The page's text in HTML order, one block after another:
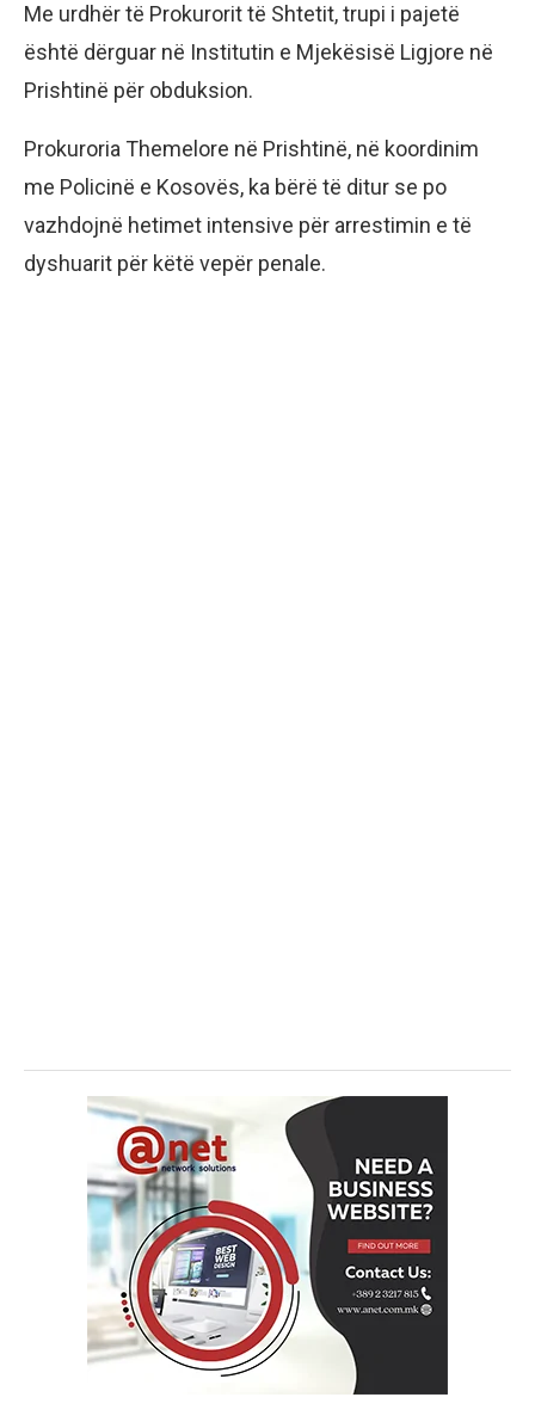
Me urdhër të Prokurorit të Shtetit, trupi i pajetë
është dërguar në Institutin e Mjekësisë Ligjore në
Prishtinë për obduksion.
Prokuroria Themelore në Prishtinë, në koordinim
me Policinë e Kosovës, ka bërë të ditur se po
vazhdojnë hetimet intensive për arrestimin e të
dyshuarit për këtë vepër penale.